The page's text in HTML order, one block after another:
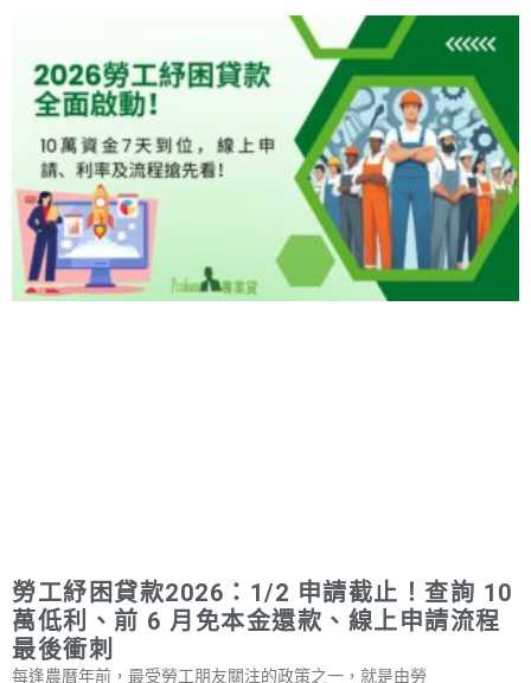
勞工紓困貸款2026：1/2 申請截止！查詢 10
萬低利、前 6 月免本金還款、線上申請流程
最後衝刺
每逢農曆年前，最受勞工朋友關注的政策之一，就是由勞